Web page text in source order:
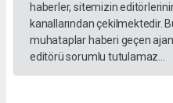
haberler, sitemizin
kanallarından çekilmektedir.
muhataplar haberi geçen
editörü sorumlu tutulamaz...